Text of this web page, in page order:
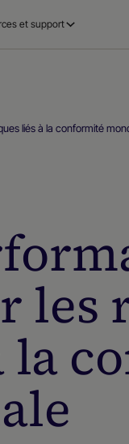
et support
liés à la conformité
les
la